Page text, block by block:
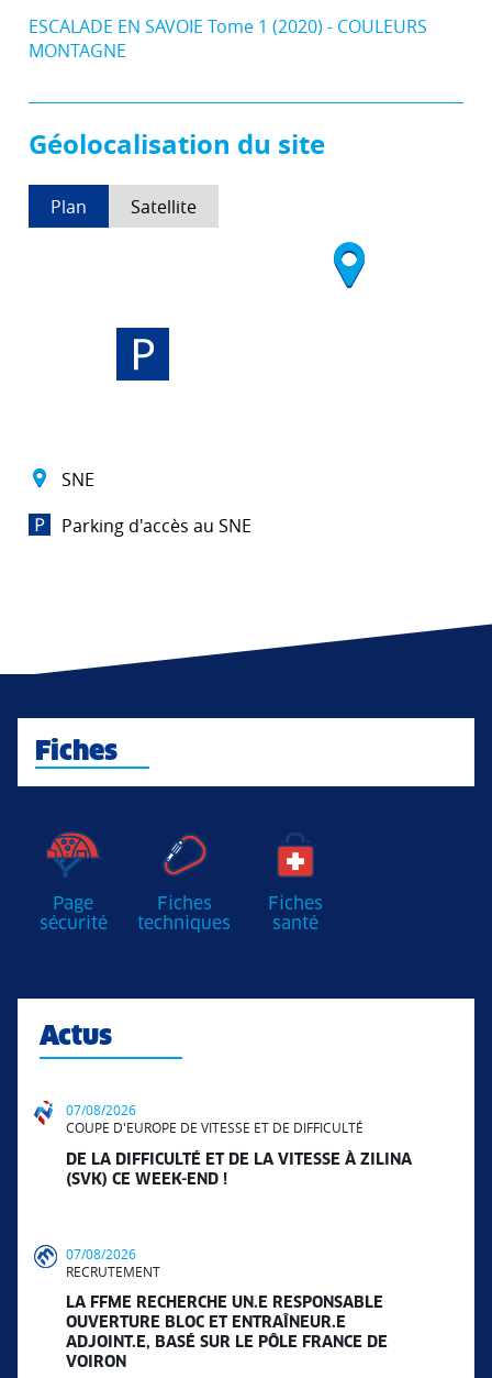
ESCALADE EN SAVOIE Tome 1 (2020) - COULEURS
MONTAGNE
Géolocalisation du site
Plan Satellite
SNE
Parking d'accès au SNE
Fiches
Page
sécurité
Fiches
techniques
Fiches
santé
Actus
07/08/2026
COUPE D'EUROPE DE VITESSE ET DE DIFFICULTÉ
DE LA DIFFICULTÉ ET DE LA VITESSE À ZILINA
(SVK) CE WEEK-END !
07/08/2026
RECRUTEMENT
LA FFME RECHERCHE UN.E RESPONSABLE
OUVERTURE BLOC ET ENTRAÎNEUR.E
ADJOINT.E, BASÉ SUR LE PÔLE FRANCE DE
VOIRON